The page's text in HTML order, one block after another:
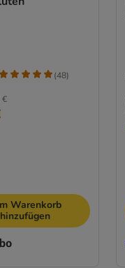
€
(48)
Warenkorb
hinzufügen